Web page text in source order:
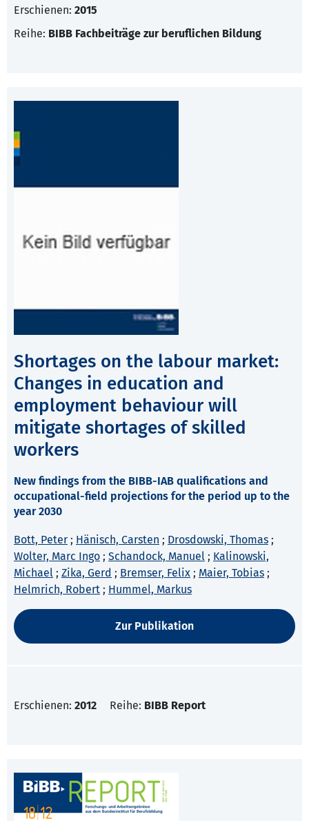
Erschienen: 2015
Reihe: BIBB Fachbeiträge zur beruflichen Bildung
Shortages on the labour market:
Changes in education and
employment behaviour will
mitigate shortages of skilled
workers
New findings from the BIBB-IAB qualifications and
occupational-field projections for the period up to the
year 2030
Bott, Peter ; Hänisch, Carsten ; Drosdowski, Thomas ;
Wolter, Marc Ingo ; Schandock, Manuel ; Kalinowski,
Michael ; Zika, Gerd ; Bremser, Felix ; Maier, Tobias ;
Helmrich, Robert ; Hummel, Markus
Zur Publikation
Erschienen: 2012 Reihe: BIBB Report